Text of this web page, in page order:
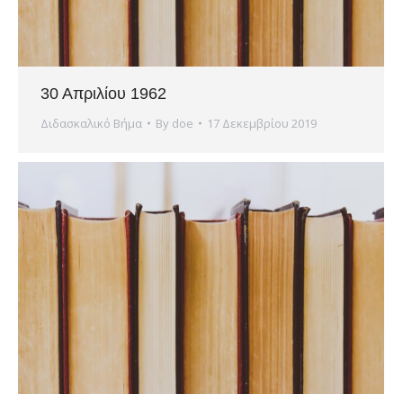
30 Απριλίου 1962
Διδασκαλικό Βήμα By doe 17 Δεκεμβρίου 2019